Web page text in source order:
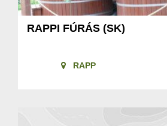
RAPPI FÚRÁS (SK)
RAPP